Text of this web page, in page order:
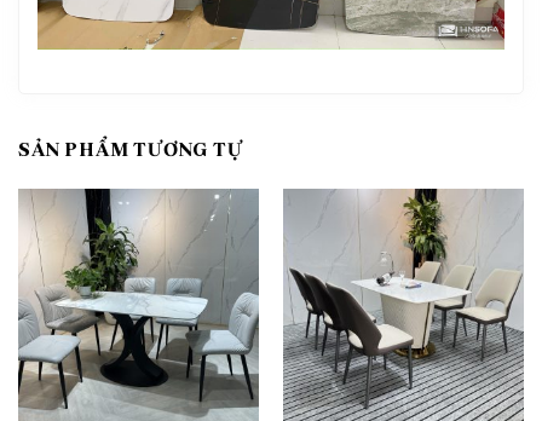
SẢN PHẨM TƯƠNG TỰ